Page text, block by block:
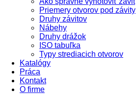
Priemery otvorov pod závity
Druhy závitov
Nábehy
Druhy drážok
ISO tabuľka
Typy strediacich otvorov
Katalógy
Práca
Kontakt
O firme